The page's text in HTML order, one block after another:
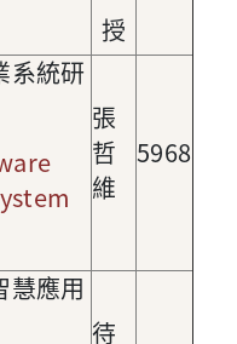
授
系統研
張
哲
維
5968
慧應用
待